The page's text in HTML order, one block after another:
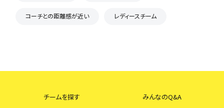
コーチとの距離感が近い レディースチーム
チームを探す
みんなのQ&A